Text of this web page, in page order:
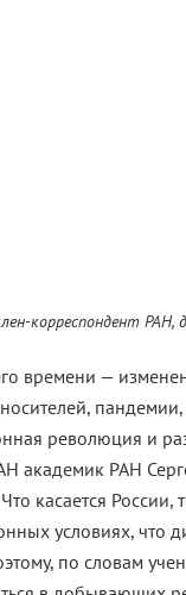
корреспондент
времени —
революция и
академик РАН
касается
условиях, что
по словам